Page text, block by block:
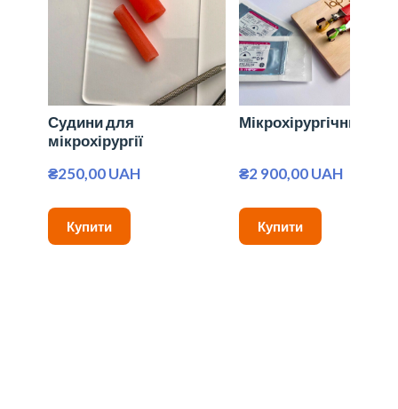
Судини для
мікрохірургії
₴250,00 UAH
Купити
Мікрохірургічний
₴2 900,00 UAH
Купити